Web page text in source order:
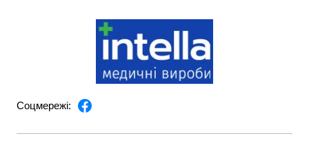
Товари для салонів краси Товари медичного
Соцмережі: